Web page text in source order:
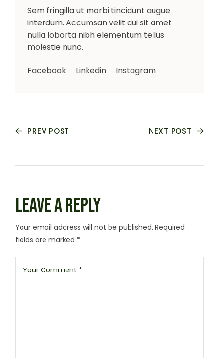
Sem fringilla ut morbi tincidunt augue
interdum. Accumsan velit dui sit amet
nulla loborta nibh elementum tellus
molestie nunc.
Facebook Linkedin Instagram
PREV POST NEXT POST
LEAVE A REPLY
Your email address will not be published. Required
fields are marked *